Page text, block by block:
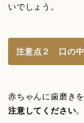
いでしょう。
注意点２ 口の中
赤ちゃんに歯磨き
注意してください。